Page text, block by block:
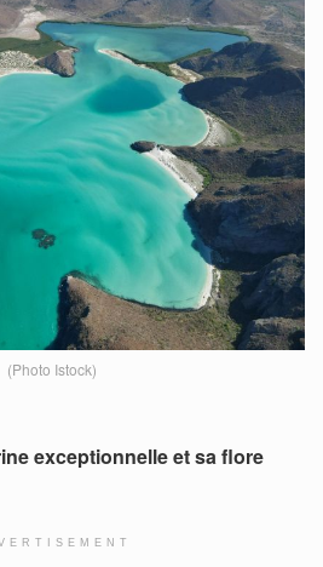
(Photo Istock)
exceptionnelle et sa flore